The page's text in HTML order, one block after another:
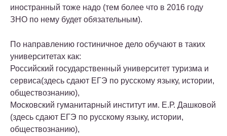
иностранный тоже надо (тем более что в 2016 году
ЗНО по нему будет обязательным).
По направлению гостиничное дело обучают в таких
университетах как:
Российский государственный университет туризма и
сервиса(здесь сдают ЕГЭ по русскому языку, истории,
обществознанию),
Московский гуманитарный институт им. Е.Р. Дашковой
(здесь сдают ЕГЭ по русскому языку, истории,
обществознанию),